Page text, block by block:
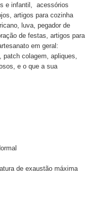
e infantil, acessórios
artigos para cozinha
luva, pegador de
de festas, artigos para
em geral:
patch colagem, apliques,
e o que a sua
de exaustão máxima